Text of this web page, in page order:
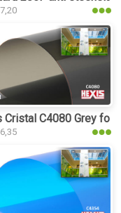
Cristal C4080 Grey folie